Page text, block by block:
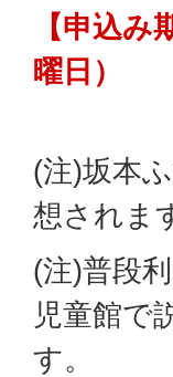
【申込
曜日）
(注)坂本
想されま
(注)普段
児童館で
す。